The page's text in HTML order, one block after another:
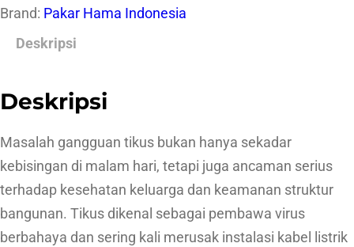
s
m
b
a
m
i
Brand: Pakar Hama Indonesia
Deskripsi
Deskripsi
Masalah gangguan tikus bukan hanya sekadar
kebisingan di malam hari, tetapi juga ancaman serius
terhadap kesehatan keluarga dan keamanan struktur
bangunan. Tikus dikenal sebagai pembawa virus
berbahaya dan sering kali merusak instalasi kabel listrik